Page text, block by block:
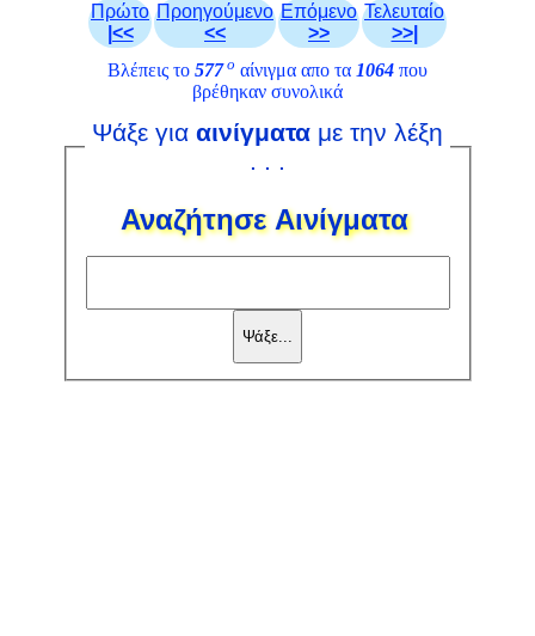
Πρώτο
|<<
Προηγούμενο
<<
Επόμενο
>>
Τελευταίο
>>|
Βλέπεις το 577ο αίνιγμα απο τα 1064 που
βρέθηκαν συνολικά
Ψάξε για αινίγματα με την λέξη
. . .
Αναζήτησε Αινίγματα